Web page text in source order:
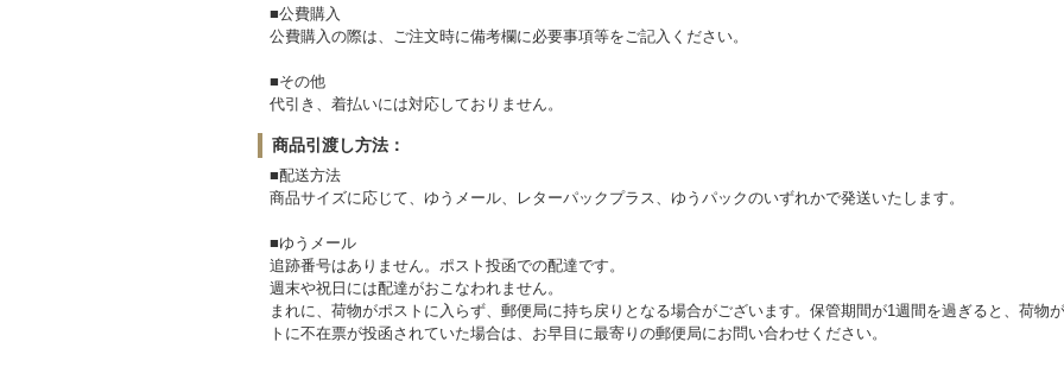
■公費購入
公費購入の際は、ご注文時に備考欄に必要事項等をご記入ください。
■その他
代引き、着払いには対応しておりません。
商品引渡し方法：
■配送方法
商品サイズに応じて、ゆうメール、レターパックプラス、ゆうパックのいずれかで発送いたします。
■ゆうメール
追跡番号はありません。ポスト投函での配達です。
週末や祝日には配達がおこなわれません。
まれに、荷物がポストに入らず、郵便局に持ち戻りとなる場合がございます。保管期間が1週間を過ぎると、荷物
トに不在票が投函されていた場合は、お早目に最寄りの郵便局にお問い合わせください。